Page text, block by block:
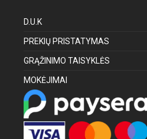
D.U.K
PREKIŲ PRISTATYMAS
GRĄŽINIMO TAISYKLĖS
MOKĖJIMAI